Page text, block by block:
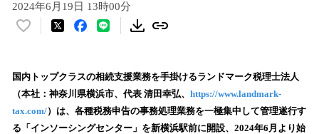
2024年6月19日 13時00分
い
！
数
を
読
国内トップクラスの相続支援業務を手掛けるランドマーク税理士法人
（本社：神奈川県横浜市、代表 清田幸弘、 https://www.landmark-
tax.com/）は、各種税務申告の事務処理業務を一極集中して管理遂行す
る「インソーシングセンター」を新横浜駅前に開設、2024年6月より始